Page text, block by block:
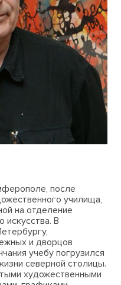
после
училища,
на отделение
искусства. В
и дворцов
учебу погрузился
северной столицы.
художественными